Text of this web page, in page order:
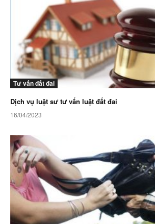
Tư vấn đất đai
Dịch vụ luật sư tư vấn luật đất đai
16/04/2023